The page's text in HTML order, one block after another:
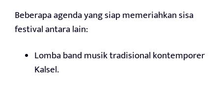
Beberapa agenda yang siap memeriahkan sisa
festival antara lain:
Lomba band musik tradisional kontemporer
Kalsel.